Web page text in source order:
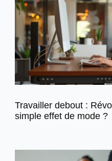
Travailler debout :
simple effet de mode ?